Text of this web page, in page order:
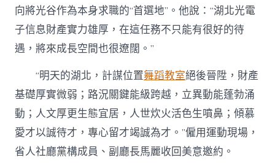
向將光谷作為本身求職的“首選地”。他說：“湖北光電
子信息財產實力雄厚，在這任務不只能有很好的待
遇，將來成長空間也很遼闊。”
“明天的湖北，計謀位置舞蹈教室絕後晉陞，財產
基礎厚實微弱；路況關鍵能級跨越，立異動能蓬勃涌
動；人文厚更生態宜居，人世炊火活色生噴鼻；傾慕
愛才以誠待才，專心留才竭誠為才。”僱用運動現場，
省人社廳黨構成員、副廳長馬麗收回美意邀約。